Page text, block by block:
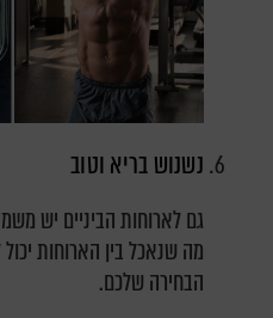
נשנוש בריא וטוב
גם לארוחות הביניים יש
מה שנאכל בין הארוחות
הבחירה שלכם.